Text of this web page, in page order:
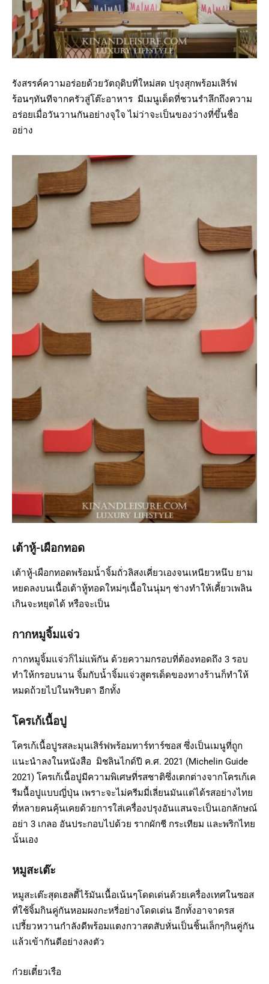
รังสรรค์ความอร่อยด้วยวัตถุดิบที่ใหม่สด ปรุงสุกพร้อมเสิร์ฟ
ร้อนๆทันทีจากครัวสู่โต๊ะอาหาร มีเมนูเด็ดที่ชวนรำลึกถึงความ
อร่อยเมื่อวันวานกันอย่างจุใจ ไม่ว่าจะเป็นของว่างที่ขึ้นชื่อ
อย่าง
เต้าหู้-เผือกทอด
เต้าหู้-เผือกทอดพร้อมน้ำจิ้มถั่วลิสงเคี่ยวเองจนเหนียวหนึบ ยาม
หยดลงบนเนื้อเต้าหู้ทอดใหม่ๆเนื้อในนุ่มๆ ช่างทำให้เคี้ยวเพลิน
เกินจะหยุดได้ หรือจะเป็น
กากหมูจิ้มแจ่ว
กากหมูจิ้มแจ่วก็ไม่แพ้กัน ด้วยความกรอบที่ต้องทอดถึง 3 รอบ
ทำให้กรอบนาน จิ้มกับน้ำจิ้มแจ่วสูตรเด็ดของทางร้านก็ทำให้
หมดถ้วยไปในพริบตา อีกทั้ง
โครเก้เนื้อปู
โครเก้เนื้อปูรสละมุนเสิร์ฟพร้อมทาร์ทาร์ซอส ซึ่งเป็นเมนูที่ถูก
แนะนำลงในหนังสือ มิชลินไกด์ปี ค.ศ. 2021 (Michelin Guide
2021) โครเก้เนื้อปูมีความพิเศษที่รสชาติซึ่งเตกต่างจากโครเก้เค
รีมนื้อปูแบบญี่ปุ่น เพราะจะไม่ครีมมี่เลี่ยนมันแต่ได้รสอย่างไทย
ที่หลายคนคุ้นเคยด้วยการใส่เครื่องปรุงอันแสนจะเป็นเอกลักษณ์
อย่า 3 เกลอ อันประกอบไปด้วย รากผักชี กระเทียม และพริกไทย
นั้นเอง
หมูสะเต๊ะ
หมูสะเต๊ะสุดเฮลตี้ไร้มันเนื้อเน้นๆโดดเด่นด้วยเครื่องเทศในซอส
ที่ใช้จิ้มกินคู่กันหอมผงกะหรี่อย่างโดดเด่น อีกทั้งอาจาดรส
เปรี้ยวหวานกำลังดีพร้อมแตงกวาสดสับหั่นเป็นชิ้นเล็กๆกินคู่กัน
แล้วเข้ากันดีอย่างลงตัว
ก๋วยเตี๋ยวเรือ